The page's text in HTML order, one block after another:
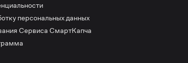
персональных данных
Сервиса СмартКапча